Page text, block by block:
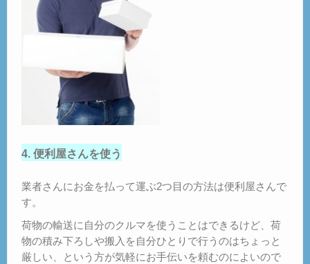
4. 便利屋さんを使う
業者さんにお金を払って運ぶ2つ目の方法は便利屋さんで
す。
荷物の輸送に自分のクルマを使うことはできるけど、荷
物の積み下ろしや搬入を自分ひとりで行うのはちょっと
厳しい、という方が気軽にお手伝いを頼むのによいので